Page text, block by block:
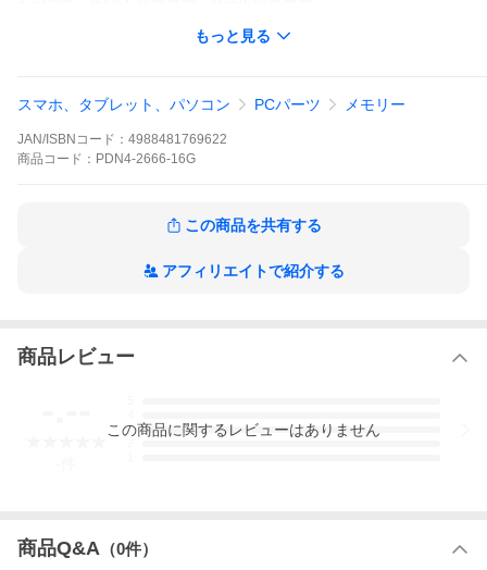
プリンストン 増設メモリ 16GB DDR4 2666MHz PC4-21300 CL1
>DOS/Vノートブック用 > DDR4/SO-DIMM/26
プレゼント用ラッピングサービスを行っておりません。
●型番：PDN4/2666-16G
●容量：16GB
※正常な使用状態で故障した場合、修理は永久に無償で行いま
す。ただし、やむなく製造を中止した製品に関しては同等商品と
もっと見る
スマホ、タブレット、パソコン PCパーツ メモリー
JAN/ISBNコード： 4988481769622
商品 コード： PDN4-2666-16G
この商品を共有する
アフィリエイトで紹介する
商品レビュー
3
この商品に関するレビューはありません
商品Q&A （0件）